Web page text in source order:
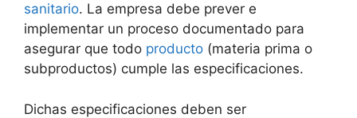
sanitario. La empresa debe prever e
implementar un proceso documentado para
asegurar que todo producto (materia prima o
subproductos) cumple las especificaciones.
Dichas especificaciones deben ser